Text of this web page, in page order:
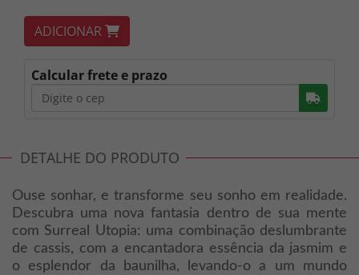
ADICIONAR
Calcular frete e prazo
DETALHE DO PRODUTO
Ouse sonhar, e transforme seu sonho em realidade.
Descubra uma nova fantasia dentro de sua mente
com Surreal Utopia: uma combinação deslumbrante
de cassis, com a encantadora essência da jasmim e
o esplendor da baunilha, levando-o a um mundo